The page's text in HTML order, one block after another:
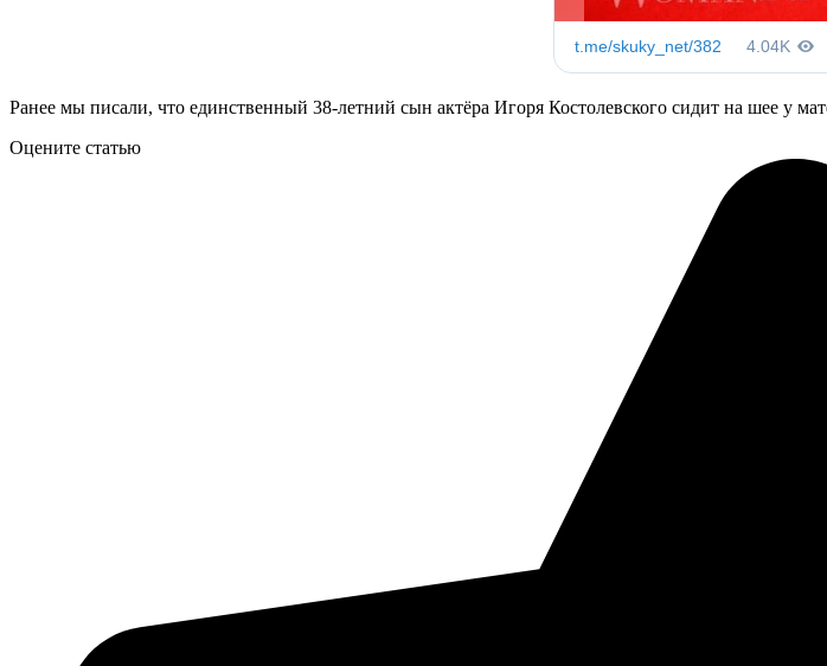
Ранее мы писали, что единственный 38-летний сын актёра Игоря Костолевского сидит на шее у
Оцените статью